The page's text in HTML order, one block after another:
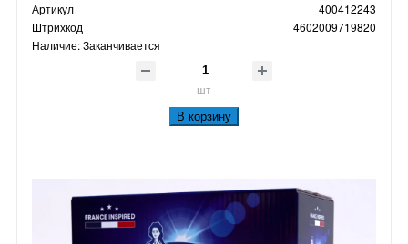
Артикул
400412243
Штрихкод
4602009719820
Наличие:Заканчивается
шт
В корзину